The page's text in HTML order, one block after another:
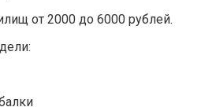
от 2000 до 6000 рублей.